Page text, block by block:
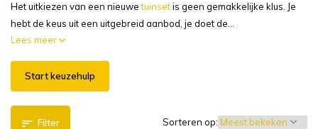
Het uitkiezen van een nieuwetuinsetis geen gemakkelijke klus. Je
hebt de keus uit een uitgebreid aanbod, je doet de...
Lees meer
Start keuzehulp
Filter Sorteren op: